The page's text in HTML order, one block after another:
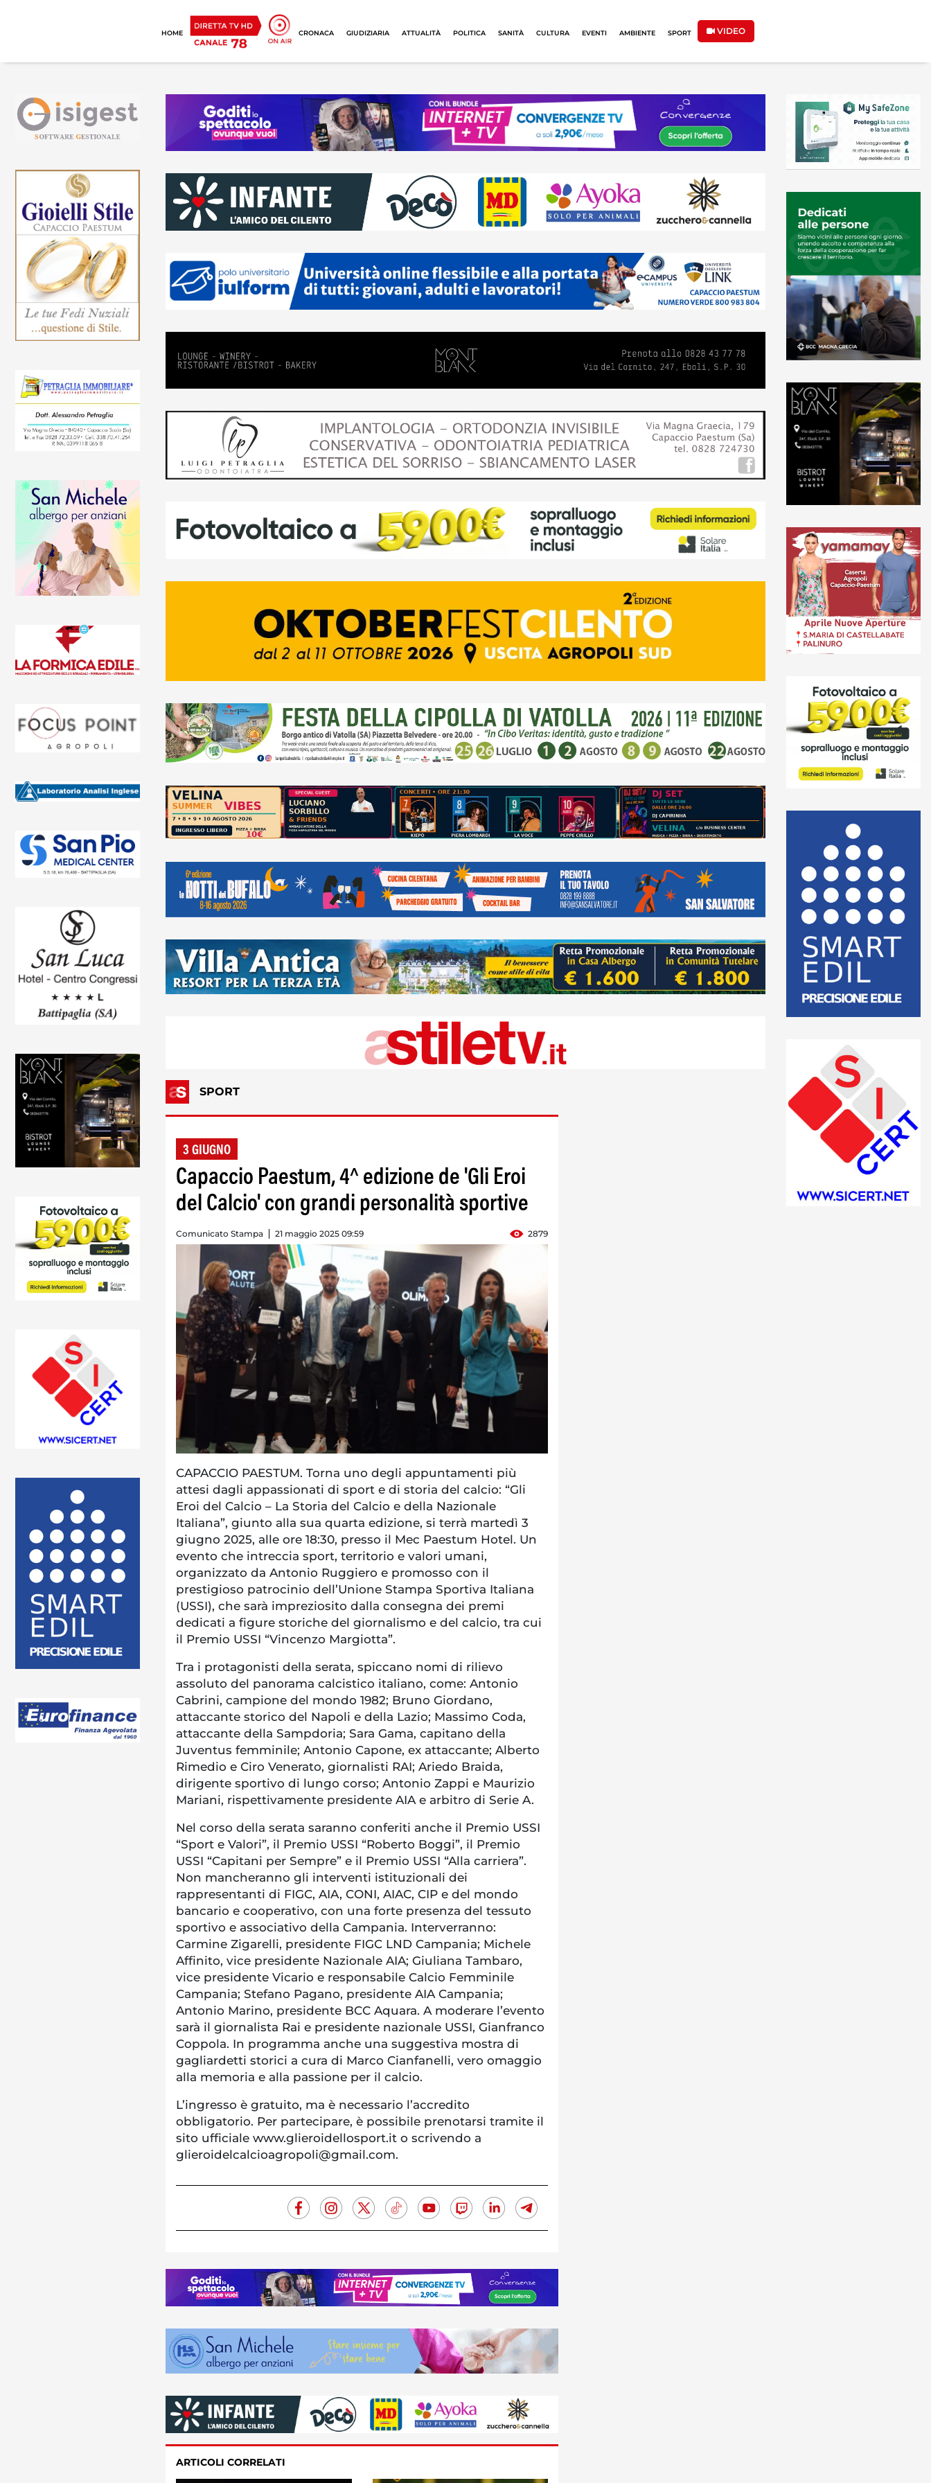
HOME CRONACA GIUDIZIARIA ATTUALITÀ POLITICA SANITÀ CULTURA EVENTI AMBIENTE SPORT VIDEO
SPORT
3 GIUGNO
Capaccio Paestum, 4^ edizione de 'Gli Eroi
del Calcio' con grandi personalità sportive
Comunicato Stampa 21 maggio 2025 09:59 2879
CAPACCIO PAESTUM. Torna uno degli appuntamenti più
attesi dagli appassionati di sport e di storia del calcio: “Gli
Eroi del Calcio – La Storia del Calcio e della Nazionale
Italiana”, giunto alla sua quarta edizione, si terrà martedì 3
giugno 2025, alle ore 18:30, presso il Mec Paestum Hotel. Un
evento che intreccia sport, territorio e valori umani,
organizzato da Antonio Ruggiero e promosso con il
prestigioso patrocinio dell’Unione Stampa Sportiva Italiana
(USSI), che sarà impreziosito dalla consegna dei premi
dedicati a figure storiche del giornalismo e del calcio, tra cui
il Premio USSI “Vincenzo Margiotta”.
Tra i protagonisti della serata, spiccano nomi di rilievo
assoluto del panorama calcistico italiano, come: Antonio
Cabrini, campione del mondo 1982; Bruno Giordano,
attaccante storico del Napoli e della Lazio; Massimo Coda,
attaccante della Sampdoria; Sara Gama, capitano della
Juventus femminile; Antonio Capone, ex attaccante; Alberto
Rimedio e Ciro Venerato, giornalisti RAI; Ariedo Braida,
dirigente sportivo di lungo corso; Antonio Zappi e Maurizio
Mariani, rispettivamente presidente AIA e arbitro di Serie A.
Nel corso della serata saranno conferiti anche il Premio USSI
“Sport e Valori”, il Premio USSI “Roberto Boggi”, il Premio
USSI “Capitani per Sempre” e il Premio USSI “Alla carriera”.
Non mancheranno gli interventi istituzionali dei
rappresentanti di FIGC, AIA, CONI, AIAC, CIP e del mondo
bancario e cooperativo, con una forte presenza del tessuto
sportivo e associativo della Campania. Interverranno:
Carmine Zigarelli, presidente FIGC LND Campania; Michele
Affinito, vice presidente Nazionale AIA; Giuliana Tambaro,
vice presidente Vicario e responsabile Calcio Femminile
Campania; Stefano Pagano, presidente AIA Campania;
Antonio Marino, presidente BCC Aquara. A moderare l’evento
sarà il giornalista Rai e presidente nazionale USSI, Gianfranco
Coppola. In programma anche una suggestiva mostra di
gagliardetti storici a cura di Marco Cianfanelli, vero omaggio
alla memoria e alla passione per il calcio.
L’ingresso è gratuito, ma è necessario l’accredito
obbligatorio. Per partecipare, è possibile prenotarsi tramite il
sito ufficiale www.glieroidellosport.it o scrivendo a
glieroidelcalcioagropoli@gmail.com.
ARTICOLI CORRELATI